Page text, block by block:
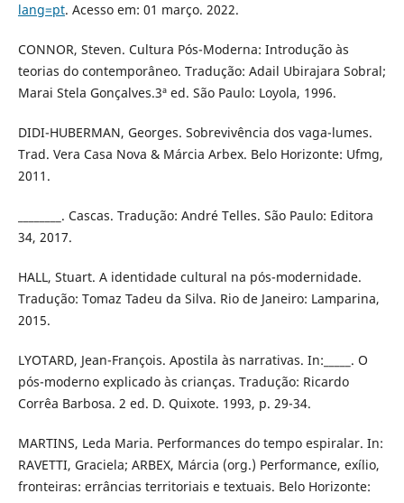
lang=pt. Acesso em: 01 março. 2022.
CONNOR, Steven. Cultura Pós-Moderna: Introdução às
teorias do contemporâneo. Tradução: Adail Ubirajara Sobral;
Marai Stela Gonçalves.3ª ed. São Paulo: Loyola, 1996.
DIDI-HUBERMAN, Georges. Sobrevivência dos vaga-lumes.
Trad. Vera Casa Nova & Márcia Arbex. Belo Horizonte: Ufmg,
2011.
________. Cascas. Tradução: André Telles. São Paulo: Editora
34, 2017.
HALL, Stuart. A identidade cultural na pós-modernidade.
Tradução: Tomaz Tadeu da Silva. Rio de Janeiro: Lamparina,
2015.
LYOTARD, Jean-François. Apostila às narrativas. In:_____. O
pós-moderno explicado às crianças. Tradução: Ricardo
Corrêa Barbosa. 2 ed. D. Quixote. 1993, p. 29-34.
MARTINS, Leda Maria. Performances do tempo espiralar. In:
RAVETTI, Graciela; ARBEX, Márcia (org.) Performance, exílio,
fronteiras: errâncias territoriais e textuais. Belo Horizonte: